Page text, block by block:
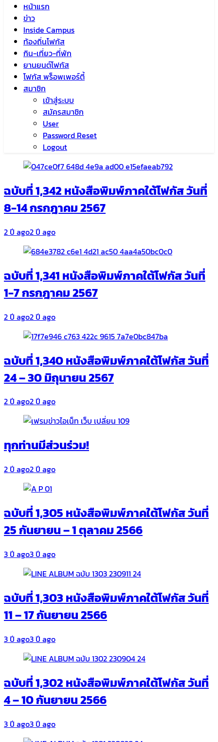
หน้าแรก
ข่าว
Inside Campus
ท้องถิ่นโฟกัส
กิน-เที่ยว-ที่พัก
ยานยนต์โฟกัส
โฟกัส พร็อพเพอร์ตี้
สมาชิก
เข้าสู่ระบบ
สมัครสมาชิก
User
Password Reset
Logout
ฉบับที่ 1,342 หนังสือพิมพ์ภาคใต้โฟกัส วันที่
8-14 กรกฎาคม 2567
2 ปี ago2 ปี ago
ฉบับที่ 1,341 หนังสือพิมพ์ภาคใต้โฟกัส วันที่
1-7 กรกฎาคม 2567
2 ปี ago2 ปี ago
ฉบับที่ 1,340 หนังสือพิมพ์ภาคใต้โฟกัส วันที่
24 – 30 มิถุนายน 2567
2 ปี ago2 ปี ago
ทุกท่านมีส่วนร่วม!
2 ปี ago2 ปี ago
ฉบับที่ 1,305 หนังสือพิมพ์ภาคใต้โฟกัส วันที่
25 กันยายน – 1 ตุลาคม 2566
3 ปี ago3 ปี ago
ฉบับที่ 1,303 หนังสือพิมพ์ภาคใต้โฟกัส วันที่
11 – 17 กันยายน 2566
3 ปี ago3 ปี ago
ฉบับที่ 1,302 หนังสือพิมพ์ภาคใต้โฟกัส วันที่
4 – 10 กันยายน 2566
3 ปี ago3 ปี ago